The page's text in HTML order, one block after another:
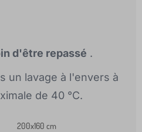
d'être repassé .
un lavage à l'envers à
de 40 °C.
200x160 cm